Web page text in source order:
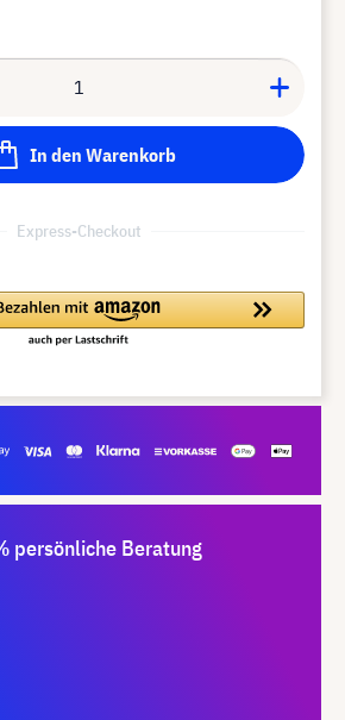
In den Warenkorb
Express-Checkout
persönliche Beratung